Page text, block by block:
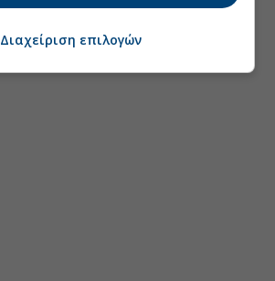
Διαχείριση επιλογών